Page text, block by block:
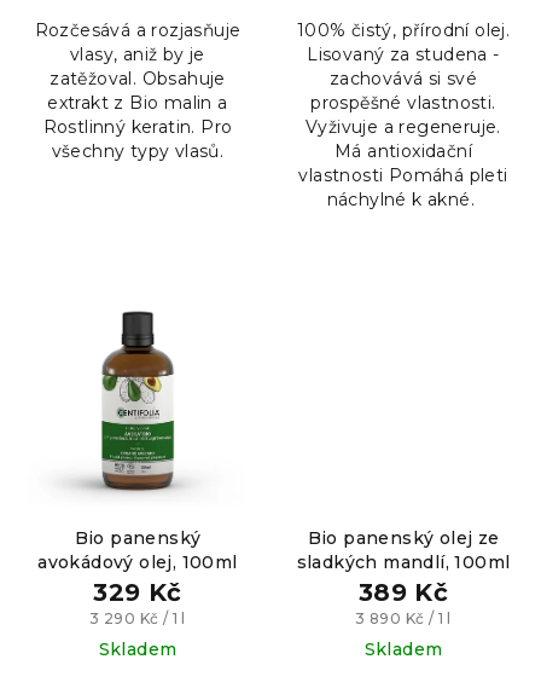
Rozčesává a rozjasňuje
vlasy, aniž by je
zatěžoval. Obsahuje
extrakt z Bio malin a
Rostlinný keratin. Pro
všechny typy vlasů.
100% čistý, přírodní olej.
Lisovaný za studena -
zachovává si své
prospěšné vlastnosti.
Vyživuje a regeneruje.
Má antioxidační
vlastnosti Pomáhá pleti
náchylné k akné.
Bio panenský
avokádový olej, 100ml
329 Kč
Měrná
cena:
3 290 Kč / 1 l
Skladem
Bio panenský olej ze
sladkých mandlí, 100ml
389 Kč
Měrná
cena:
3 890 Kč / 1 l
Skladem